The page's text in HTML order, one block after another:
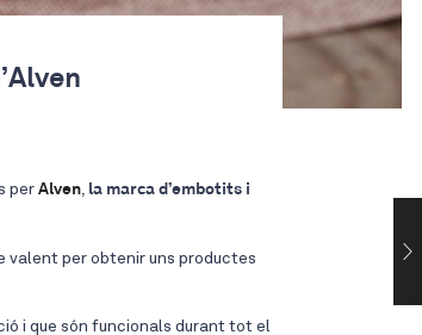
per Alven, la marca d’embotits i
valent per obtenir uns productes
i que són funcionals durant tot el